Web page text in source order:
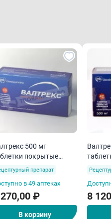
консультация
от фотографии на сайте
и кормлении
500 мг
покрытые
оболочкой
препарат
в 49 аптеках
₽
В корзину
8